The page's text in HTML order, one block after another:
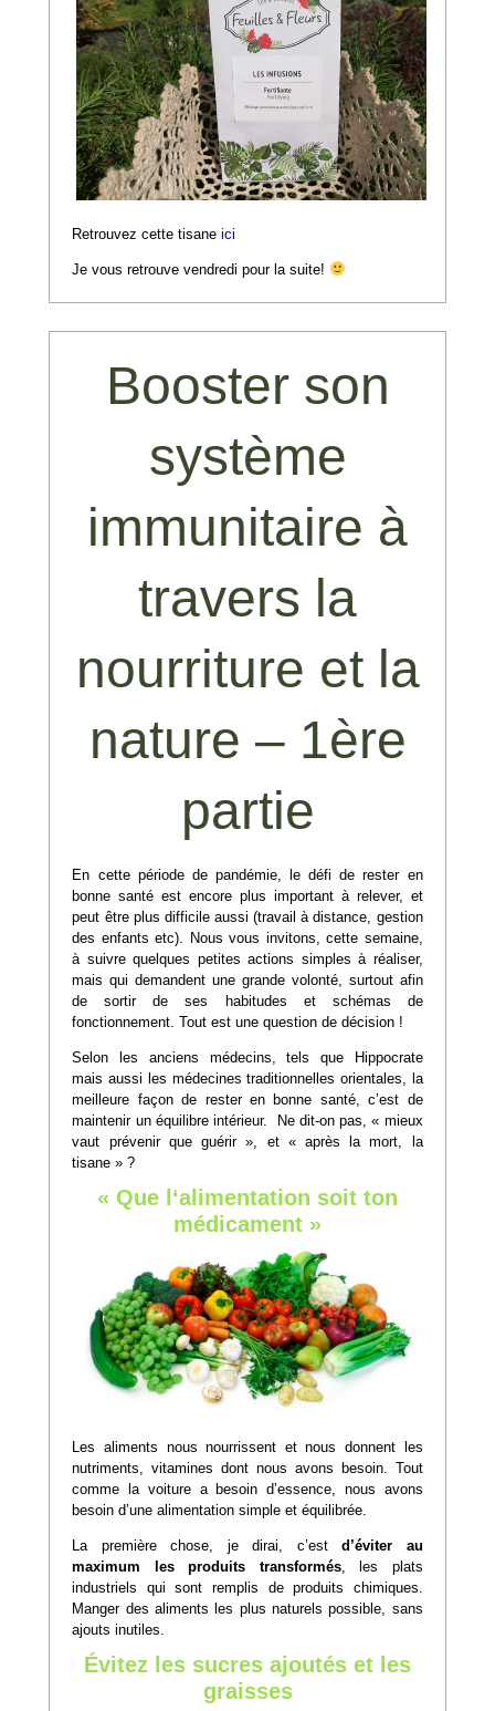
Retrouvez cette tisaneici
Je vous retrouve vendredi pour la suite!
Booster son
système
immunitaire à
travers la
nourriture et la
nature – 1ère
partie
En cette période de pandémie, le défi de rester en
bonne santé est encore plus important à relever, et
peut être plus difficile aussi (travail à distance, gestion
des enfants etc). Nous vous invitons, cette semaine,
à suivre quelques petites actions simples à réaliser,
mais qui demandent une grande volonté, surtout afin
de sortir de ses habitudes et schémas de
fonctionnement. Tout est une question de décision !
Selon les anciens médecins, tels que Hippocrate
mais aussi les médecines traditionnelles orientales, la
meilleure façon de rester en bonne santé, c’est de
maintenir un équilibre intérieur. Ne dit-on pas, « mieux
vaut prévenir que guérir », et « après la mort, la
tisane » ?
« Que l‘alimentation soit ton
médicament »
Les aliments nous nourrissent et nous donnent les
nutriments, vitamines dont nous avons besoin. Tout
comme la voiture a besoin d’essence, nous avons
besoin d’une alimentation simple et équilibrée.
La première chose, je dirai, c’estd’éviter au
maximum les produits transformés, les plats
industriels qui sont remplis de produits chimiques.
Manger des aliments les plus naturels possible, sans
ajouts inutiles.
Évitez les sucres ajoutés et les
graisses